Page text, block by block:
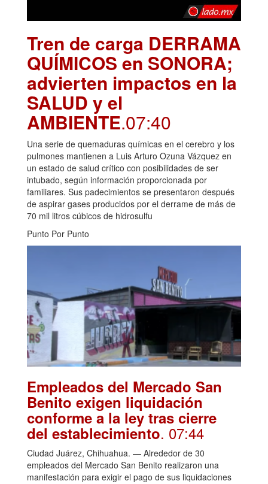
Tren de carga DERRAMA
QUÍMICOS en SONORA;
advierten impactos en la
SALUD y el
AMBIENTE.07:40
Una serie de quemaduras químicas en el cerebro y los
pulmones mantienen a Luis Arturo Ozuna Vázquez en
un estado de salud crítico con posibilidades de ser
intubado, según información proporcionada por
familiares. Sus padecimientos se presentaron después
de aspirar gases producidos por el derrame de más de
70 mil litros cúbicos de hidrosulfu
Punto Por Punto
Empleados del Mercado San
Benito exigen liquidación
conforme a la ley tras cierre
del establecimiento. 07:44
Ciudad Juárez, Chihuahua. — Alrededor de 30
empleados del Mercado San Benito realizaron una
manifestación para exigir el pago de sus liquidaciones